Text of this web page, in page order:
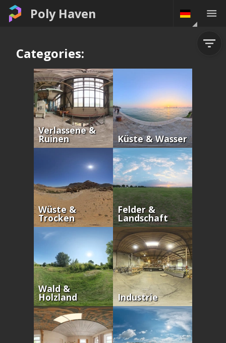
Poly Haven
Categories:
Verlassene &
Ruinen Küste & Wasser
Wüste &
Trocken
Felder &
Landschaft
Wald &
Holzland Industrie